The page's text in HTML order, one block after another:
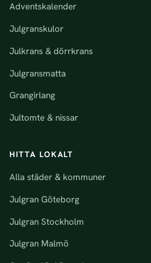
Adventskalender
Julgranskulor
Julkrans & dörrkrans
Julgransmatta
Grangirlang
Jultomte & nissar
HITTA LOKALT
Alla städer & kommuner
Julgran Göteborg
Julgran Stockholm
Julgran Malmö